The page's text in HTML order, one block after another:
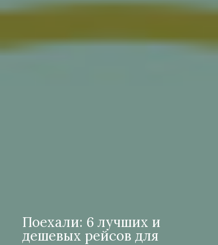
Поехали: 6 лучших и
дешевых рейсов для